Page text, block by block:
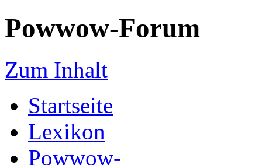
Powwow-Forum
Zum Inhalt
Startseite
Lexikon
Powwow-